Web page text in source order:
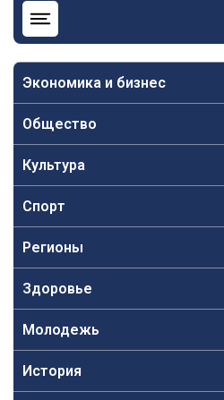
Экономика и бизнес
Общество
Культура
Спорт
Регионы
Здоровье
Молодежь
История